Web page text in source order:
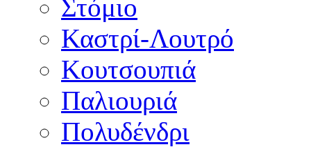
Στόμιο
Καστρί-Λουτρό
Κουτσουπιά
Παλιουριά
Πολυδένδρι